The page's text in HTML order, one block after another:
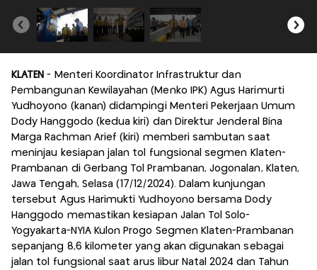
KLATEN - Menteri Koordinator Infrastruktur dan
Pembangunan Kewilayahan (Menko IPK) Agus Harimurti
Yudhoyono (kanan) didampingi Menteri Pekerjaan Umum
Dody Hanggodo (kedua kiri) dan Direktur Jenderal Bina
Marga Rachman Arief (kiri) memberi sambutan saat
meninjau kesiapan jalan tol fungsional segmen Klaten-
Prambanan di Gerbang Tol Prambanan, Jogonalan, Klaten,
Jawa Tengah, Selasa (17/12/2024). Dalam kunjungan
tersebut Agus Harimukti Yudhoyono bersama Dody
Hanggodo memastikan kesiapan Jalan Tol Solo-
Yogyakarta-NYIA Kulon Progo Segmen Klaten-Prambanan
sepanjang 8,6 kilometer yang akan digunakan sebagai
jalan tol fungsional saat arus libur Natal 2024 dan Tahun